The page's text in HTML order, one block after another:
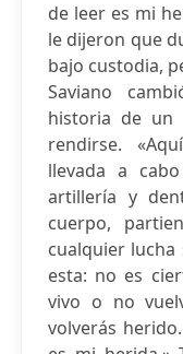
de leer es mi
le dijeron que
bajo custodia,
Saviano
historia de un
rendirse.
llevada a
artillería y
cuerpo,
cualquier lucha
esta: no es
vivo o no
volverás